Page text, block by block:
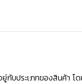
กับประเภทของสินค้า